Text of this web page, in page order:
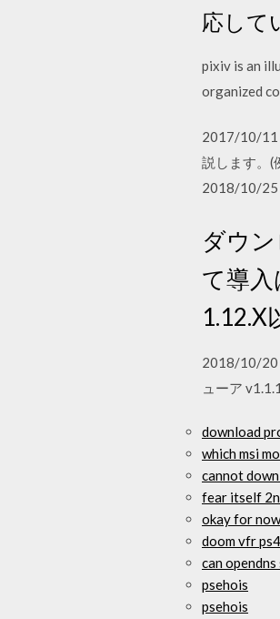
応して
pixiv is an
organized
2017/10/11
説します。(
2018/10/
ダウ
て導入
1.12.X
2018/10/20
ューア
download
which msi
cannot
fear itself
okay for
doom vfr
can
psehois
psehois